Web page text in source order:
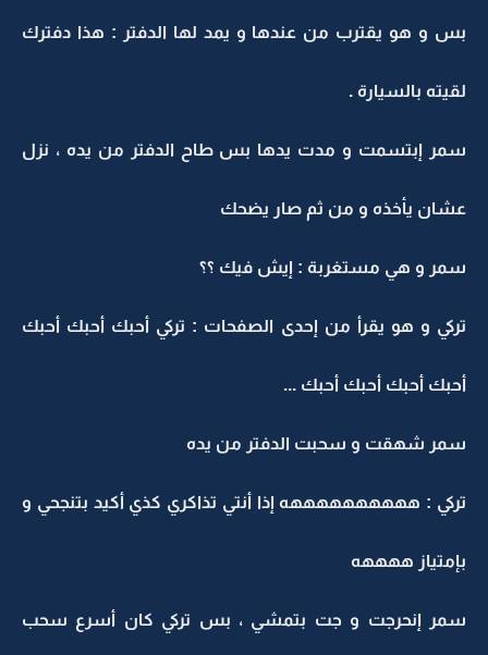
بس و هو يقترب من عندها و يمد لها الدفتر : هذا دفترك
لقيته بالسيارة .
سمر إبتسمت و مدت يدها بس طاح الدفتر من يده ، نزل
عشان يأخذه و من ثم صار يضحك
سمر و هي مستغربة : إيش فيك ؟؟
تركي و هو يقرأ من إحدى الصفحات : تركي أحبك أحبك أحبك
أحبك أحبك أحبك أحبك ...
سمر شهقت و سحبت الدفتر من يده
تركي : ههههههههههه إذا أنتي تذاكري كذي أكيد بتنجحي و
بإمتياز ههههه
سمر إنحرجت و جت بتمشي ، بس تركي كان أسرع سحب